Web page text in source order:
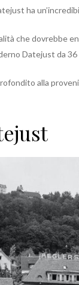
ha
che dovrebbe
Datejust da 36
alla